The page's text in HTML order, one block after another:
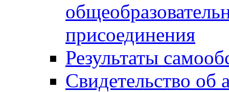
присоединения
Результаты
Свидетельство об